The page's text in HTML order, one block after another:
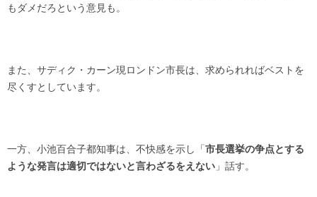
もダメだろという意見も。
また、サディク・カーン現ロンドン市長は、求められればベストを
尽くすとしています。
一方、小池百合子都知事は、不快感を示し「市長選挙の争点とする
ような発言は適切ではないと言わざるをえない 」話す。